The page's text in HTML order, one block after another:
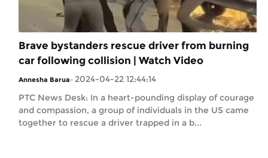
Brave bystanders rescue driver from burning
car following collision | Watch Video
Annesha Barua- 2024-04-22 12:44:14
PTC News Desk: In a heart-pounding display of courage
and compassion, a group of individuals in the US came
together to rescue a driver trapped in a b...